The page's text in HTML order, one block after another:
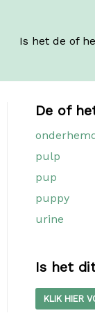
Is het de of
De of
pulp
pup
puppy
urine
Is het
KLIK HIER